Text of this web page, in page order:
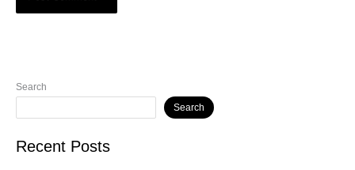
Search
Search
Recent Posts